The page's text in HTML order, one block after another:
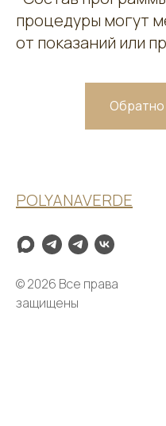
процедуры могут
от показаний или
Обратно
POLYANAVERDE
© 2026 Все права
защищены